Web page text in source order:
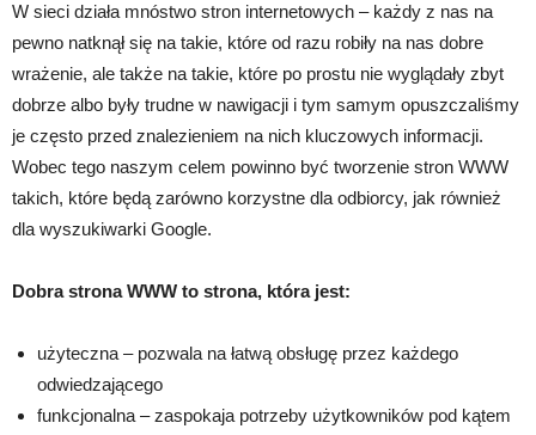
W sieci działa mnóstwo stron internetowych – każdy z nas na
pewno natknął się na takie, które od razu robiły na nas dobre
wrażenie, ale także na takie, które po prostu nie wyglądały zbyt
dobrze albo były trudne w nawigacji i tym samym opuszczaliśmy
je często przed znalezieniem na nich kluczowych informacji.
Wobec tego naszym celem powinno być tworzenie stron WWW
takich, które będą zarówno korzystne dla odbiorcy, jak również
dla wyszukiwarki Google.
Dobra strona WWW to strona, która jest:
użyteczna – pozwala na łatwą obsługę przez każdego
odwiedzającego
funkcjonalna – zaspokaja potrzeby użytkowników pod kątem